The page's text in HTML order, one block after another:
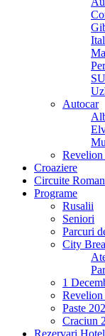
Autocar
Revelion
Croaziere
Circuite
Programe
Rusalii
Seniori
Parcuri
City
1
Revelion
Paste
Craciun
Rezervari